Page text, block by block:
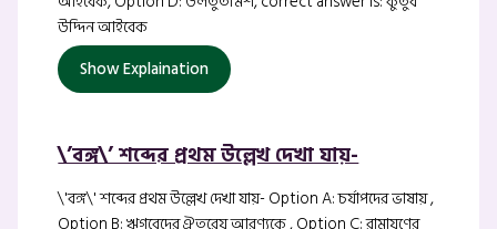
উদ্দিন আইবেক
Show Explaination
\’বঙ্গ\’ শব্দের প্রথম উল্লেখ দেখা যায়-
\'বঙ্গ\' শব্দের প্রথম উল্লেখ দেখা যায়- Option A: চর্যাপদের ভাষায় ,